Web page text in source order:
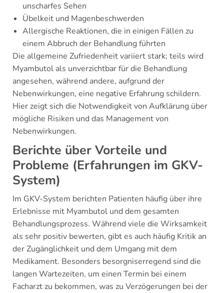
unscharfes Sehen
Übelkeit und Magenbeschwerden
Allergische Reaktionen, die in einigen Fällen zu
einem Abbruch der Behandlung führten
Die allgemeine Zufriedenheit variiert stark; teils wird
Myambutol als unverzichtbar für die Behandlung
angesehen, während andere, aufgrund der
Nebenwirkungen, eine negative Erfahrung schildern.
Hier zeigt sich die Notwendigkeit von Aufklärung über
mögliche Risiken und das Management von
Nebenwirkungen.
Berichte über Vorteile und
Probleme (Erfahrungen im GKV-
System)
Im GKV-System berichten Patienten häufig über ihre
Erlebnisse mit Myambutol und dem gesamten
Behandlungsprozess. Während viele die Wirksamkeit
als sehr positiv bewerten, gibt es auch häufig Kritik an
der Zugänglichkeit und dem Umgang mit dem
Medikament. Besonders besorgniserregend sind die
langen Wartezeiten, um einen Termin bei einem
Facharzt zu bekommen, was zu Verzögerungen bei der